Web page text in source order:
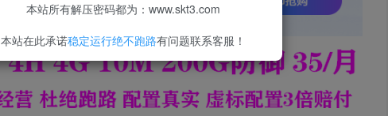
本站所有解压密码都为：www.skt3.com
本站在此承诺稳定运行绝不跑路有问题联系客服！